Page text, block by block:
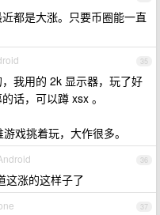
都是大涨。只要币圈能一直
35
我用的 2k 显示器，玩了好
话，可以蹲 xsx 。
戏挑着玩，大作很多。
36
这涨的这样子了
37